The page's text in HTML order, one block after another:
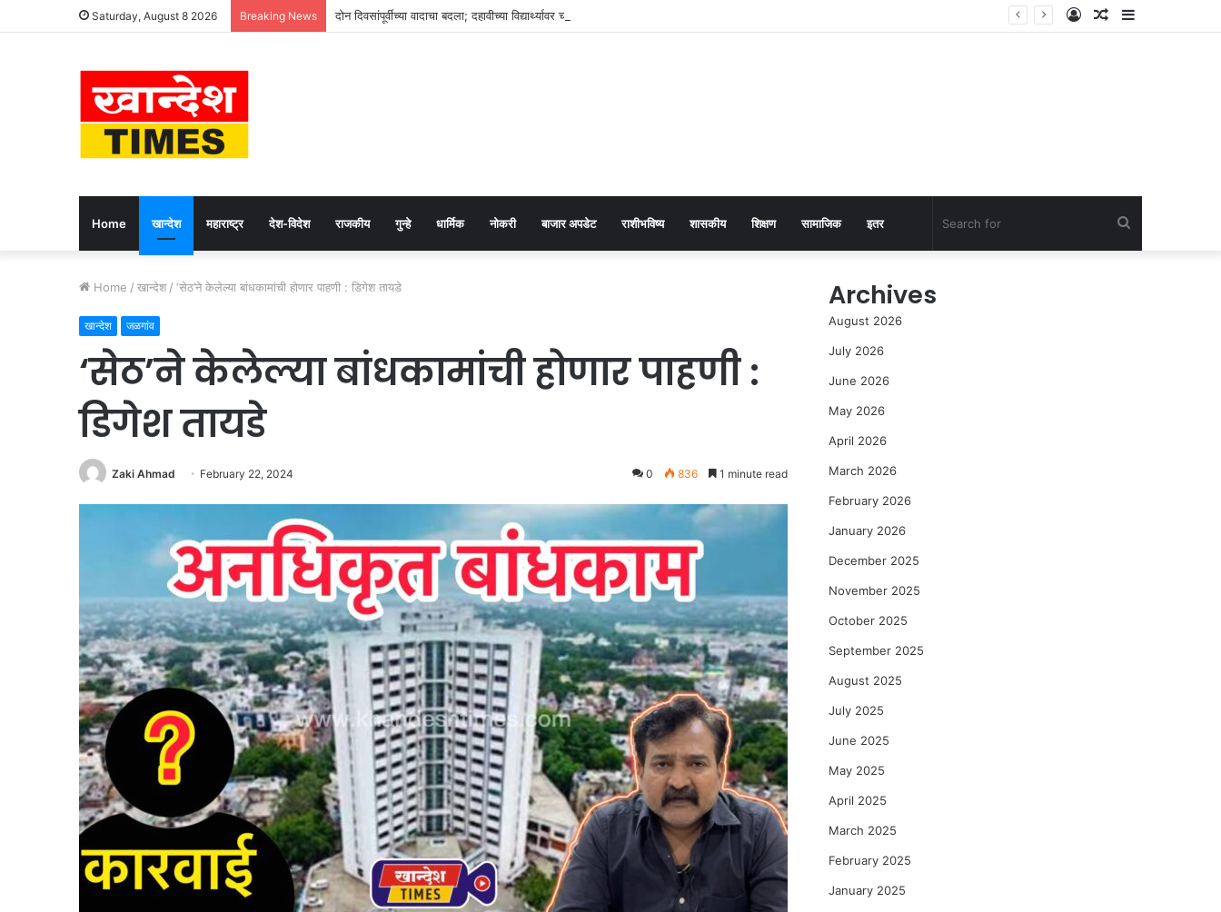
Saturday, August 8 2026 Breaking News दोन दिवसांपूर्वीच्या वादाचा बदला; दहावीच्या विद्यार्थ्यावर चॉपरने हल्ला Sidebar
Random
Log
Home खान्देश महाराष्ट्र देश-विदेश राजकीय गुन्हे धार्मिक नोकरी बाजार अपडेट राशीभविष्य शासकीय शिक्षण सामाजिक इतर
Home / खान्देश / ‘सेठ’ने केलेल्या बांधकामांची होणार पाहणी : डिगेश तायडे
खान्देश जळगांव
‘सेठ’ने केलेल्या बांधकामांची होणार पाहणी :
डिगेश तायडे
Zaki Ahmad February 22, 2024 0 836 1 minute read
Archives
August 2026
July 2026
June 2026
May 2026
April 2026
March 2026
February 2026
January 2026
December 2025
November 2025
October 2025
September 2025
August 2025
July 2025
June 2025
May 2025
April 2025
March 2025
February 2025
January 2025